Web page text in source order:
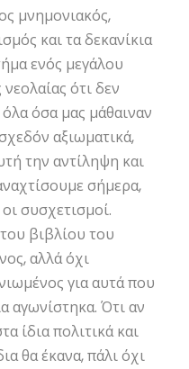
μνημονιακός,
και τα δεκανίκια
ενός μεγάλου
ότι δεν
όσα μας μάθαιναν
αξιωματικά,
την αντίληψη και
σήμερα,
συσχετισμοί.
βιβλίου του
αλλά όχι
για αυτά που
αγωνίστηκα. Ότι αν
ίδια πολιτικά και
θα έκανα, πάλι όχι